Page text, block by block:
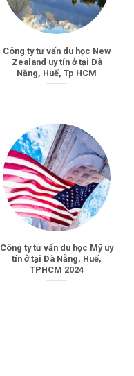
Công ty tư vấn du học New
Zealand uy tín ở tại Đà
Nẵng, Huế, Tp HCM
Công ty tư vấn du học Mỹ uy
tín ở tại Đà Nẵng, Huế,
TPHCM 2024